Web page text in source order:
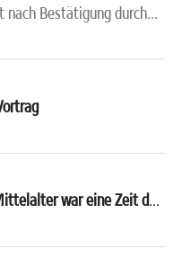
auf FSA Kto. DE61 3305 0000 0000 5318 06, Stichwort "Neuss"
Pilger, Händler, Diplomaten: Das Mittelalter war eine Zeit des Reisens